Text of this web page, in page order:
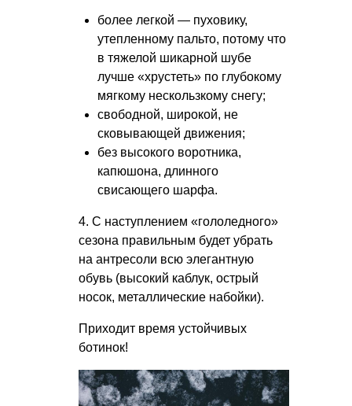
более легкой — пуховику,
утепленному пальто, потому что
в тяжелой шикарной шубе
лучше «хрустеть» по глубокому
мягкому нескользкому снегу;
свободной, широкой, не
сковывающей движения;
без высокого воротника,
капюшона, длинного
свисающего шарфа.
4. С наступлением «гололедного»
сезона правильным будет убрать
на антресоли всю элегантную
обувь (высокий каблук, острый
носок, металлические набойки).
Приходит время устойчивых
ботинок!